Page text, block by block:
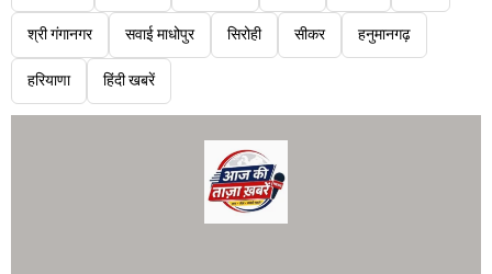
श्री गंगानगर सवाई माधोपुर सिरोही सीकर हनुमानगढ़
हरियाणा हिंदी खबरें